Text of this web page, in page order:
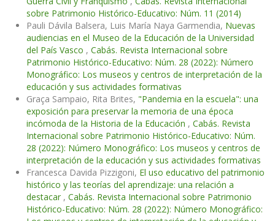
sobre Patrimonio Histórico-Educativo: Núm. 11 (2014)
Pauli Dávila Balsera, Luis María Naya Garmendia, Nuevas
audiencias en el Museo de la Educación de la Universidad
del País Vasco , Cabás. Revista Internacional sobre
Patrimonio Histórico-Educativo: Núm. 28 (2022): Número
Monográfico: Los museos y centros de interpretación de la
educación y sus actividades formativas
Graça Sampaio, Rita Brites, "Pandemia en la escuela": una
exposición para preservar la memoria de una época
incómoda de la Historia de la Educación , Cabás. Revista
Internacional sobre Patrimonio Histórico-Educativo: Núm.
28 (2022): Número Monográfico: Los museos y centros de
interpretación de la educación y sus actividades formativas
Francesca Davida Pizzigoni, El uso educativo del patrimonio
histórico y las teorías del aprendizaje: una relación a
destacar , Cabás. Revista Internacional sobre Patrimonio
Histórico-Educativo: Núm. 28 (2022): Número Monográfico: